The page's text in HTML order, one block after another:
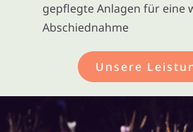
gepflegte Anlagen für eine
Abschiednahme
Unsere